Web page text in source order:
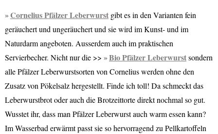
Cornelius Pfälzer Leberwurst gibt es in den Varianten fein
geräuchert und ungeräuchert und sie wird im Kunst- und im
Naturdarm angeboten. Ausserdem auch im praktischen
Servierbecher. Nicht nur die >>
Bio Pfälzer Leberwurstsondern
alle Pfälzer Leberwurstsorten von Cornelius werden ohne den
Zusatz von Pökelsalz hergestellt. Finde ich toll! Da schmeckt das
Leberwurstbrot oder auch die Brotzeittorte direkt nochmal so gut.
Wusstet ihr, dass man Pfälzer Leberwurst auch warm essen kann?
Im Wasserbad erwärmt passt sie so hervorragend zu Pellkartoffeln